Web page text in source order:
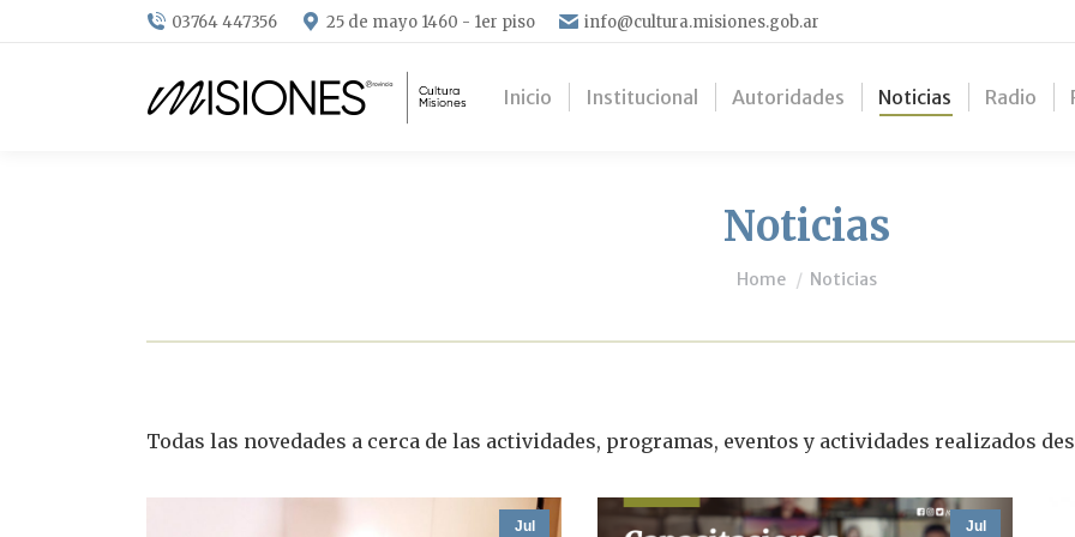
03764 447356 25 de mayo 1460 - 1er piso info@cultura.misiones.gob.ar
Inicio Institucional Autoridades Noticias Radio
Noticias
You are here:
Home Noticias
Todas las novedades a cerca de las actividades, programas, eventos y actividades realizados
Jul Jul